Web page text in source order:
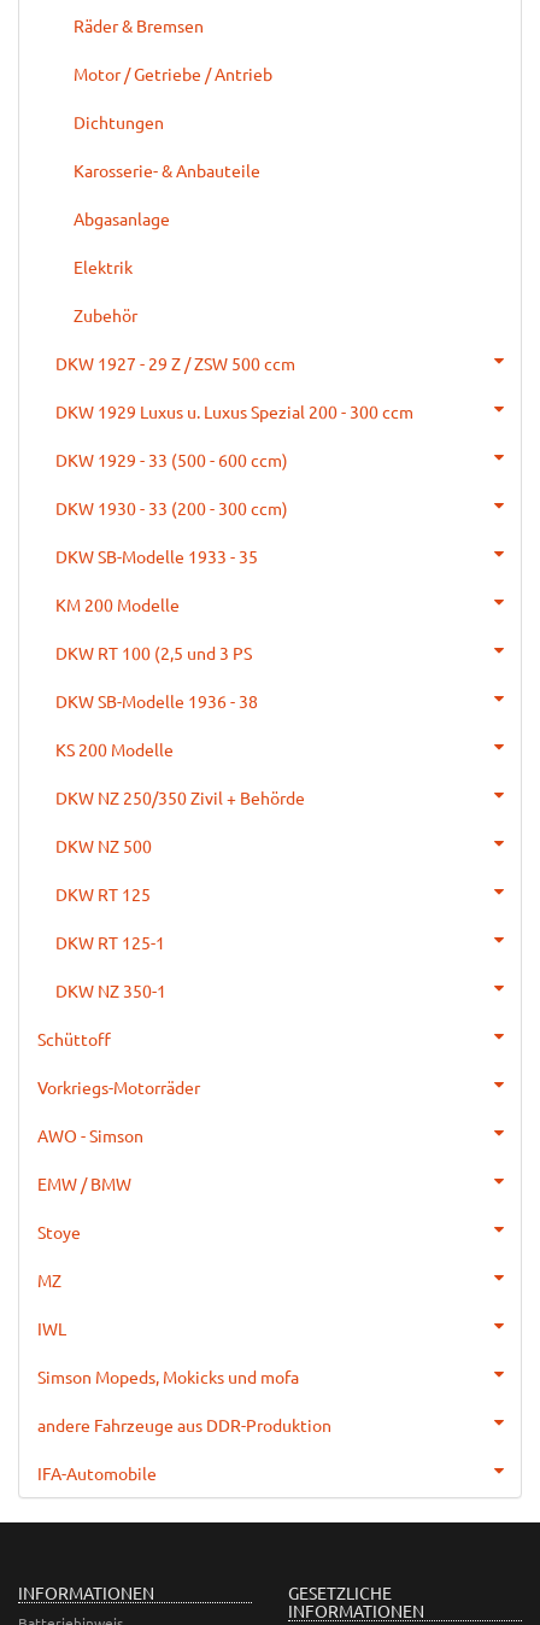
Räder & Bremsen
Motor / Getriebe / Antrieb
Dichtungen
Karosserie- & Anbauteile
Abgasanlage
Elektrik
Zubehör
DKW 1927 - 29 Z / ZSW 500 ccm
DKW 1929 Luxus u. Luxus Spezial 200 - 300 ccm
DKW 1929 - 33 (500 - 600 ccm)
DKW 1930 - 33 (200 - 300 ccm)
DKW SB-Modelle 1933 - 35
KM 200 Modelle
DKW RT 100 (2,5 und 3 PS
DKW SB-Modelle 1936 - 38
KS 200 Modelle
DKW NZ 250/350 Zivil + Behörde
DKW NZ 500
DKW RT 125
DKW RT 125-1
DKW NZ 350-1
Schüttoff
Vorkriegs-Motorräder
AWO - Simson
EMW / BMW
Stoye
MZ
IWL
Simson Mopeds, Mokicks und mofa
andere Fahrzeuge aus DDR-Produktion
IFA-Automobile
INFORMATIONEN
GESETZLICHE
INFORMATIONEN